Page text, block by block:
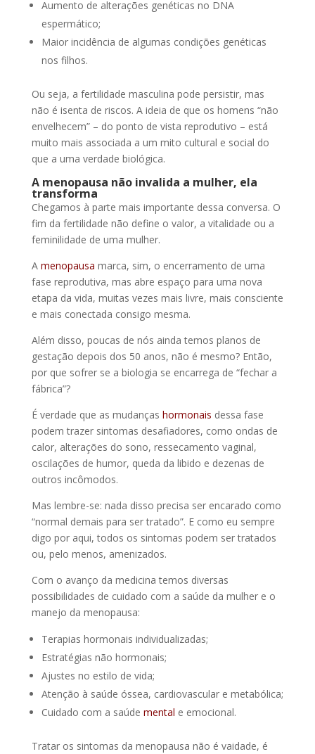
Aumento de alterações genéticas no DNA
espermático;
Maior incidência de algumas condições genéticas
nos filhos.
Ou seja, a fertilidade masculina pode persistir, mas
não é isenta de riscos. A ideia de que os homens “não
envelhecem” – do ponto de vista reprodutivo – está
muito mais associada a um mito cultural e social do
que a uma verdade biológica.
A menopausa não invalida a mulher, ela
transforma
Chegamos à parte mais importante dessa conversa. O
fim da fertilidade não define o valor, a vitalidade ou a
feminilidade de uma mulher.
A menopausa marca, sim, o encerramento de uma
fase reprodutiva, mas abre espaço para uma nova
etapa da vida, muitas vezes mais livre, mais consciente
e mais conectada consigo mesma.
Além disso, poucas de nós ainda temos planos de
gestação depois dos 50 anos, não é mesmo? Então,
por que sofrer se a biologia se encarrega de “fechar a
fábrica”?
É verdade que as mudanças hormonais dessa fase
podem trazer sintomas desafiadores, como ondas de
calor, alterações do sono, ressecamento vaginal,
oscilações de humor, queda da libido e dezenas de
outros incômodos.
Mas lembre-se: nada disso precisa ser encarado como
“normal demais para ser tratado”. E como eu sempre
digo por aqui, todos os sintomas podem ser tratados
ou, pelo menos, amenizados.
Com o avanço da medicina temos diversas
possibilidades de cuidado com a saúde da mulher e o
manejo da menopausa:
Terapias hormonais individualizadas;
Estratégias não hormonais;
Ajustes no estilo de vida;
Atenção à saúde óssea, cardiovascular e metabólica;
Cuidado com a saúde mental e emocional.
Tratar os sintomas da menopausa não é vaidade, é